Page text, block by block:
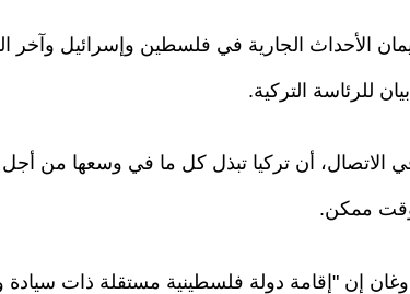
الأحداث الجارية في فلسطين وإسرائيل وآخر
للرئاسة التركية.
الاتصال، أن تركيا تبذل كل ما في وسعها من أجل
وقت ممكن.
إن "إقامة دولة فلسطينية مستقلة ذات سيادة